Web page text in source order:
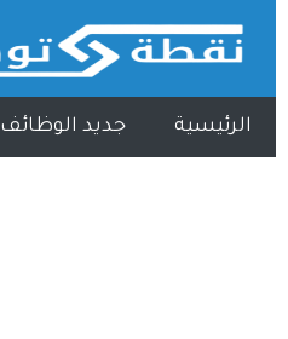
الرئيسية جديد الوظائف